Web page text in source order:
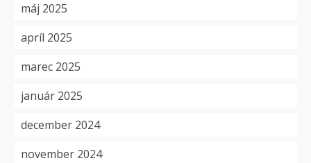
máj 2025
apríl 2025
marec 2025
január 2025
december 2024
november 2024